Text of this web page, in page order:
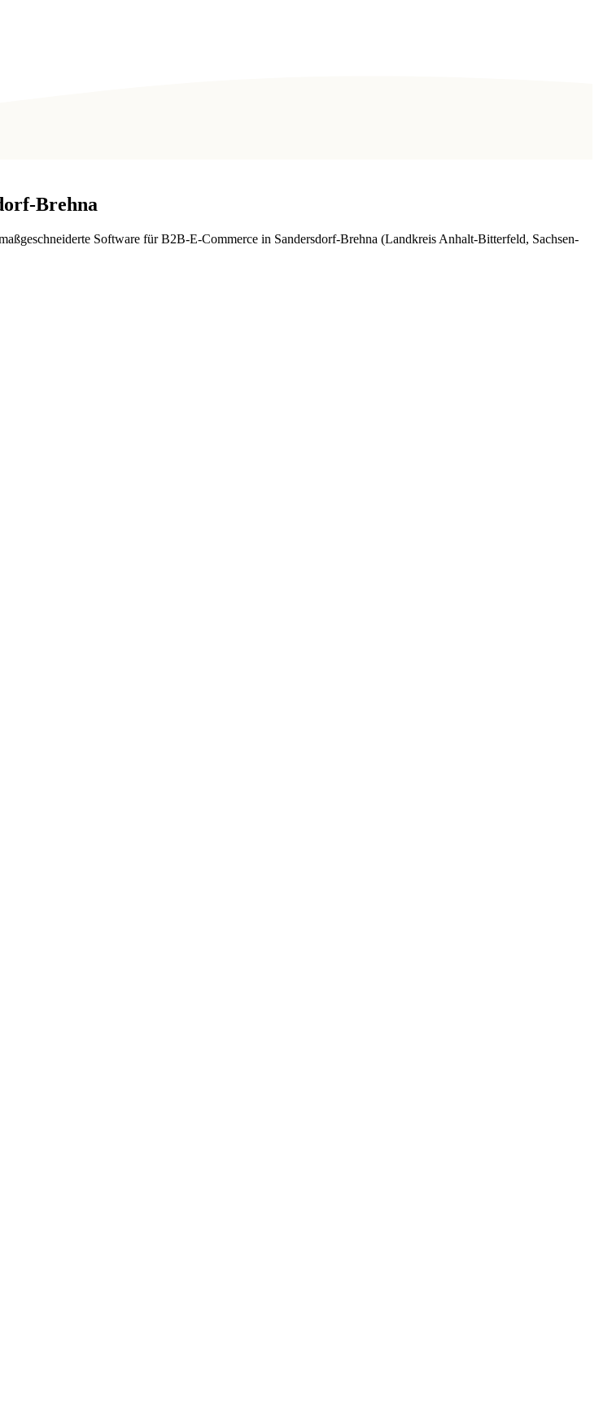
Brehna
Software für B2B-E-Commerce in Sandersdorf-Brehna (Landkreis Anhalt-Bitterfeld, Sachsen-